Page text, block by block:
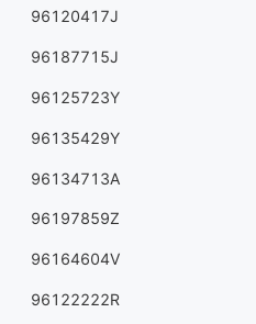
96120417J
96187715J
96125723Y
96135429Y
96134713A
96197859Z
96164604V
96122222R